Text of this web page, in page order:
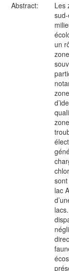
Abstract:
Les
un
lac